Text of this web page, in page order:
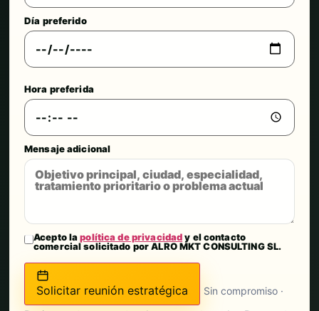
Día preferido
Hora preferida
Mensaje adicional
Acepto lapolítica de privacidady el contacto
comercial solicitado por ALRO MKT CONSULTING SL.
Solicitar reunión estratégica
Sin compromiso ·